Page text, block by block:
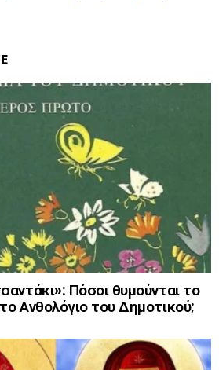
Πόσοι θυμούνται το
Ανθολόγιο του Δημοτικού;